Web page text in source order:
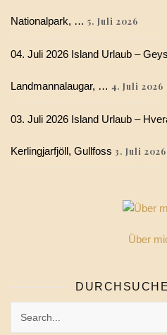
Nationalpark, … 5. Juli 2026
04. Juli 2026 Island Urlaub –
Landmannalaugar, … 4. Juli 2026
03. Juli 2026 Island Urlaub –
Kerlingjarfjöll, Gullfoss 3. Juli 2026
Über